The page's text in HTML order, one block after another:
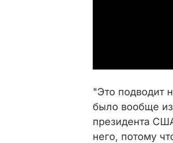
"Это подводит
было вообще
президента
него, потому